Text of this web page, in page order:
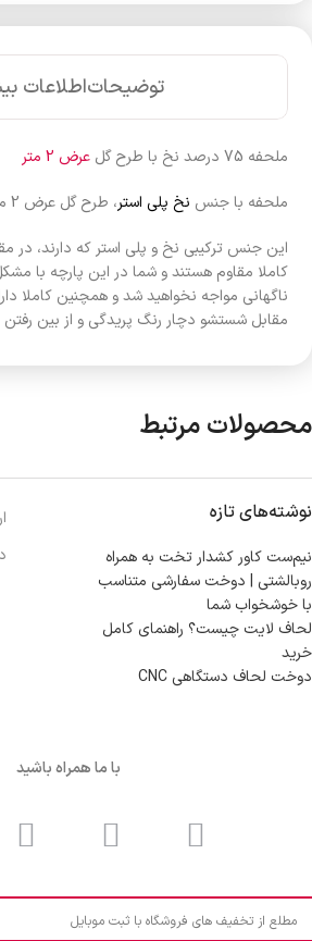
توضیحاتاطلاعات
ملحفه 75 درصد نخ با طرح گل
عرض 2 متر
ملحفه با جنس نخ پلی استر، طرح گل عرض 2 متر
این جنس ترکیبی نخ و پلی استر که دارند، در
کاملا مقاوم هستند و شما در این پارچه با
ناگهانی مواجه نخواهید شد و همچنین کاملا
مقابل شستشو دچار رنگ پریدگی و از بین
محصولات مرتبط
نوشته‌های تازه
نیم‌ست کاور کشدار تخت به همراه
روبالشتی | دوخت سفارشی متناسب
با خوشخواب شما
لحاف لایت چیست؟ راهنمای کامل
خرید
دوخت لحاف دستگاهی CNC
با ما همراه باشید
مطلع از تخفیف های فروشگاه با ثبت موبایل